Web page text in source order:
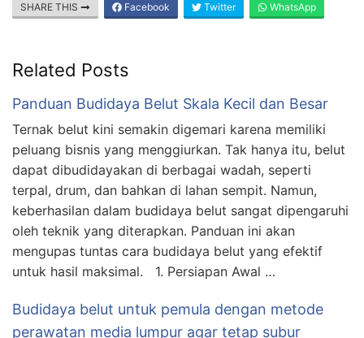
SHARE THIS Facebook Twitter WhatsApp
Related Posts
Panduan Budidaya Belut Skala Kecil dan Besar
Ternak belut kini semakin digemari karena memiliki
peluang bisnis yang menggiurkan. Tak hanya itu, belut
dapat dibudidayakan di berbagai wadah, seperti
terpal, drum, dan bahkan di lahan sempit. Namun,
keberhasilan dalam budidaya belut sangat dipengaruhi
oleh teknik yang diterapkan. Panduan ini akan
mengupas tuntas cara budidaya belut yang efektif
untuk hasil maksimal. 1. Persiapan Awal …
Budidaya belut untuk pemula dengan metode
perawatan media lumpur agar tetap subur